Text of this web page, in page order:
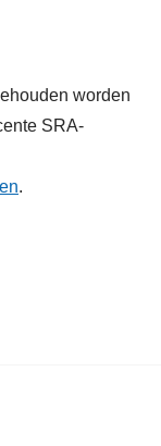
worden
SRA-
.